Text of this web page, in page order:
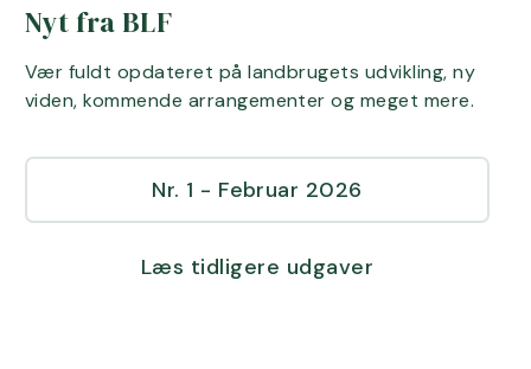
Nyt fra BLF
Vær fuldt opdateret på landbrugets udvikling, ny
viden, kommende arrangementer og meget mere.
Nr. 1 - Februar 2026
Læs tidligere udgaver